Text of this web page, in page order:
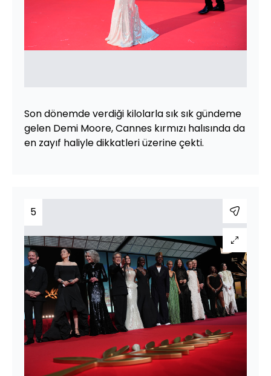
Son dönemde verdiği kilolarla sık sık gündeme
gelen Demi Moore, Cannes kırmızı halısında da
en zayıf haliyle dikkatleri üzerine çekti.
5